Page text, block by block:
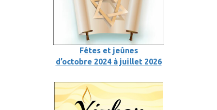
Fêtes et jeûnes
d’octobre 2024 à juillet 2026